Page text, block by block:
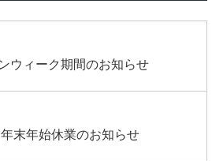
ウィーク期間のお知らせ
年末年始休業のお知らせ